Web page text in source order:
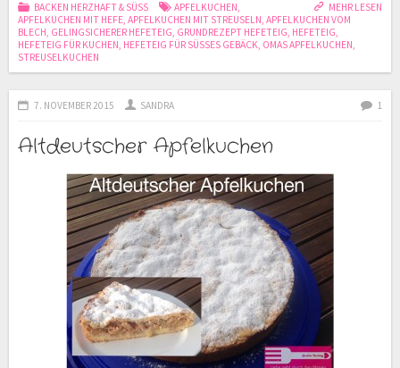
MEHR LESEN
BACKEN HERZHAFT & SÜSS APFELKUCHEN,
APFELKUCHEN MIT HEFE, APFELKUCHEN MIT STREUSELN, APFELKUCHEN VOM
BLECH, GELINGSICHERER HEFETEIG, GRUNDREZEPT HEFETEIG, HEFETEIG,
HEFETEIG FÜR KUCHEN, HEFETEIG FÜR SÜSSES GEBÄCK , OMAS APFELKUCHEN,
STREUSELKUCHEN
7. NOVEMBER 2015 SANDRA 1
Altdeutscher Apfelkuchen